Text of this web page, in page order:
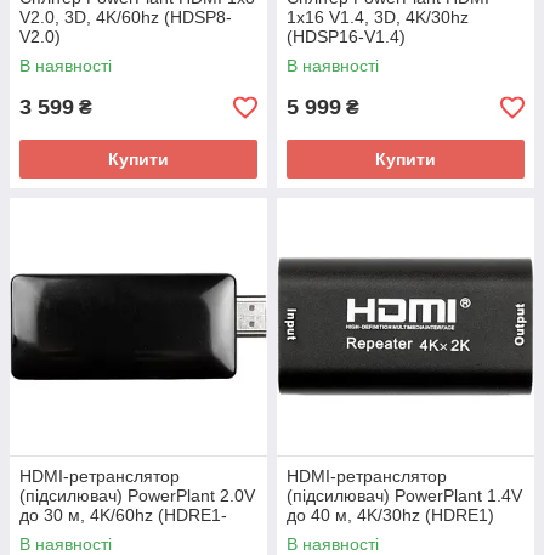
V2.0, 3D, 4K/60hz (HDSP8-
V2.0)
В наявності
3 599 ₴
Купити
1x16 V1.4, 3D, 4K/30hz
(HDSP16-V1.4)
В наявності
5 999 ₴
Купити
HDMI-ретранслятор
(підсилювач) PowerPlant 2.0V
до 30 м, 4K/60hz (HDRE1-
V2.0)
В наявності
HDMI-ретранслятор
(підсилювач) PowerPlant 1.4V
до 40 м, 4K/30hz (HDRE1)
В наявності